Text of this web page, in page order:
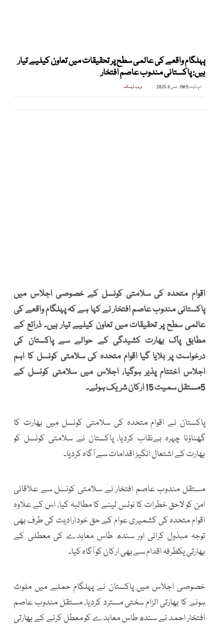
پہلگام واقعے کی عالمی سطح پر تحقیقات میں تعاون کیلیے تیار
ہیں: پاکستانی مندوب عاصم افتخار
اپ ڈیٹ:9 AM , مئی 6, 2025 ویب ڈیسک
اقوام متحدہ کی سلامتی کونسل کے خصوصی اجلاس میں
پاکستانی مندوب عاصم افتخار نے کہا ہے کہ پہلگام واقعے کی
عالمی سطح پر تحقیقات میں تعاون کیلیے تیار ہیں۔ ذرائع کے
مطابق پاک بھارت کشیدگی کے حوالے سے پاکستان کی
درخواست پر بلایا گیا اقوام متحدہ کی سلامتی کونسل کا اہم
اجلاس اختتام پذیر ہوگیا، اجلاس میں سلامتی کونسل کے
5مستقل سمیت 15 ارکان شریک ہوئے۔
پاکستان نے اقوام متحدہ کی سلامتی کونسل میں بھارت کا
گھناؤنا چہرہ بےنقاب کردیا، پاکستان نے سلامتی کونسل کو
بھارت کے اشتعال انگیز اقدامات سے آگاہ کردیا۔
مستقل مندوب عاصم افتخار نے سلامتی کونسل سے علاقائی
امن کو لاحق خطرات کا نوٹس لینے کا مطالبہ کیا، اس کے علاوہ
اقوام متحدہ کی کشمیری عوام کے حق خودارادیت کی طرف بھی
توجہ مبذول کرائی اور سندھ طاس معاہدے کی معطلی کے
بھارتی یکطرفہ اقدام سے بھی ارکان کو آگاہ کیا۔
خصوصی اجلاس میں پاکستان نے پہلگام حملے میں ملوث
ہونے کا بھارتی الزام سختی مسترد کردیا، مستقل مندوب عاصم
افتخار احمد نے سندھ طاس معاہدے کو معطل کرنے کے بھارتی